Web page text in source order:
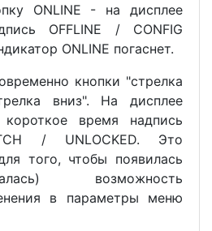
ONLINE - на дисплее
OFFLINE / CONFIG
ONLINE погаснет.
кнопки "стрелка
вниз". На дисплее
время надпись
/ UNLOCKED. Это
того, чтобы появилась
возможность
в параметры меню